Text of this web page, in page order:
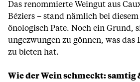
Das renommierte Weingut aus
Béziers – stand nämlich bei
önologisch Pate. Noch ein Grund,
ungezwungen zu gönnen, was das
zu bieten hat.
Wie der Wein schmeckt: samtig